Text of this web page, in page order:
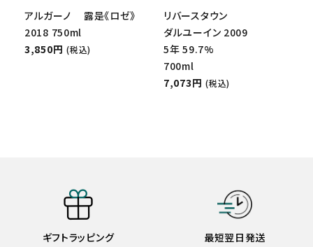
アルガーノ 露是《ロゼ》
2018 750ml
3,850円 (税込)
リバースタウン
ダルユーイン 2009
5年 59.7%
700ml
7,073円 (税込)
ギフトラッピング 最短翌日発送